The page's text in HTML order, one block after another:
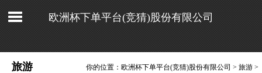
欧洲杯下单平台(竞猜)股份有限公司
旅游 你的位置： 欧洲杯下单平台(竞猜)股份有限公司 > 旅游 >